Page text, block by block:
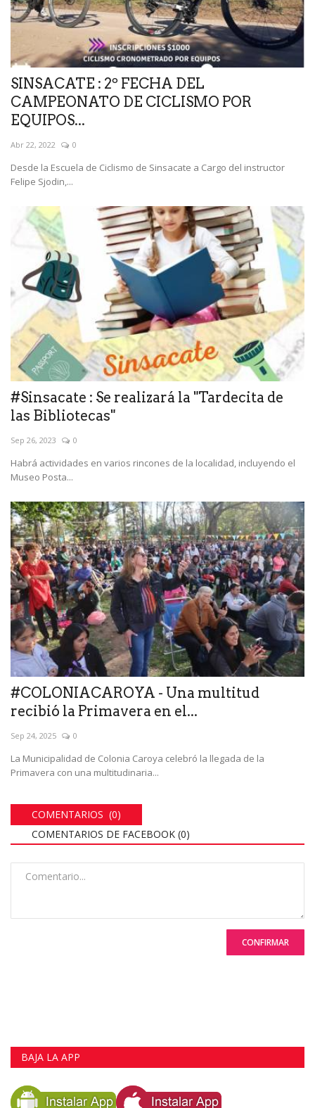
SINSACATE : 2º FECHA DEL
CAMPEONATO DE CICLISMO POR
EQUIPOS...
Abr 22, 2022 0
Desde la Escuela de Ciclismo de Sinsacate a Cargo del instructor
Felipe Sjodin,...
#Sinsacate : Se realizará la "Tardecita de
las Bibliotecas"
Sep 26, 2023 0
Habrá actividades en varios rincones de la localidad, incluyendo el
Museo Posta...
#COLONIACAROYA - Una multitud
recibió la Primavera en el...
Sep 24, 2025 0
La Municipalidad de Colonia Caroya celebró la llegada de la
Primavera con una multitudinaria...
COMENTARIOS (0)
COMENTARIOS DE FACEBOOK (0)
CONFIRMAR
BAJA LA APP